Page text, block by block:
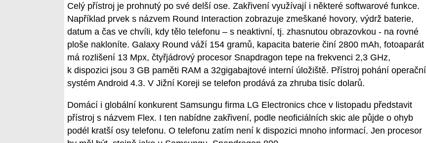
Celý přístroj je prohnutý po své delší ose. Zakřivení využívají i některé softwarové funkce.
Například prvek s názvem Round Interaction zobrazuje zmeškané hovory, výdrž baterie,
datum a čas ve chvíli, kdy tělo telefonu – s neaktivní, tj. zhasnutou obrazovkou - na rovné
ploše nakloníte. Galaxy Round váží 154 gramů, kapacita baterie činí 2800 mAh, fotoaparát
má rozlišení 13 Mpx, čtyřjádrový procesor Snapdragon tepe na frekvenci 2,3 GHz,
k dispozici jsou 3 GB paměti RAM a 32gigabajtové interní úložiště. Přístroj pohání operační
systém Android 4.3. V Jižní Koreji se telefon prodává za zhruba tisíc dolarů.
Domácí i globální konkurent Samsungu firma LG Electronics chce v listopadu představit
přístroj s názvem Flex. I ten nabídne zakřivení, podle neoficiálních skic ale půjde o ohyb
podél kratší osy telefonu. O telefonu zatím není k dispozici mnoho informací. Jen procesor